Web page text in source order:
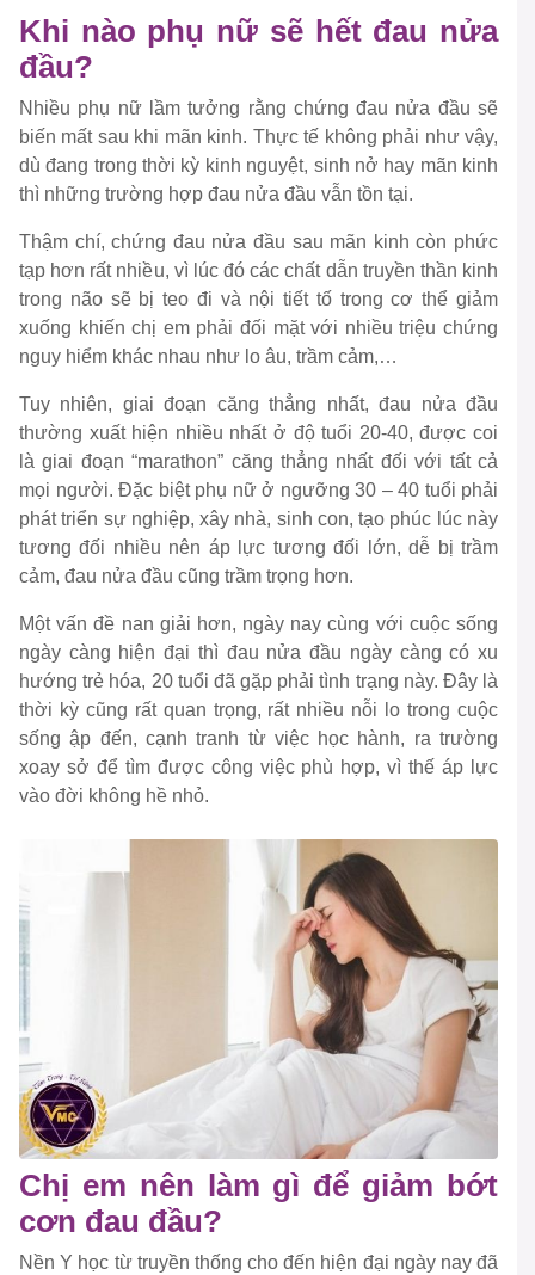
Khi nào phụ nữ sẽ hết đau nửa
đầu?
Nhiều phụ nữ lầm tưởng rằng chứng đau nửa đầu sẽ
biến mất sau khi mãn kinh. Thực tế không phải như vậy,
dù đang trong thời kỳ kinh nguyệt, sinh nở hay mãn kinh
thì những trường hợp đau nửa đầu vẫn tồn tại.
Thậm chí, chứng đau nửa đầu sau mãn kinh còn phức
tạp hơn rất nhiều, vì lúc đó các chất dẫn truyền thần kinh
trong não sẽ bị teo đi và nội tiết tố trong cơ thể giảm
xuống khiến chị em phải đối mặt với nhiều triệu chứng
nguy hiểm khác nhau như lo âu, trầm cảm,…
Tuy nhiên, giai đoạn căng thẳng nhất, đau nửa đầu
thường xuất hiện nhiều nhất ở độ tuổi 20-40, được coi
là giai đoạn “marathon” căng thẳng nhất đối với tất cả
mọi người. Đặc biệt phụ nữ ở ngưỡng 30 – 40 tuổi phải
phát triển sự nghiệp, xây nhà, sinh con, tạo phúc lúc này
tương đối nhiều nên áp lực tương đối lớn, dễ bị trầm
cảm, đau nửa đầu cũng trầm trọng hơn.
Một vấn đề nan giải hơn, ngày nay cùng với cuộc sống
ngày càng hiện đại thì đau nửa đầu ngày càng có xu
hướng trẻ hóa, 20 tuổi đã gặp phải tình trạng này. Đây là
thời kỳ cũng rất quan trọng, rất nhiều nỗi lo trong cuộc
sống ập đến, cạnh tranh từ việc học hành, ra trường
xoay sở để tìm được công việc phù hợp, vì thế áp lực
vào đời không hề nhỏ.
Chị em nên làm gì để giảm bớt
cơn đau đầu?
Nền Y học từ truyền thống cho đến hiện đại ngày nay đã